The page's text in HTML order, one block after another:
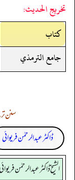
تخريج الحديث:
کتاب
جامع الترمذي
سنن ترمذی
ڈاکٹر عبدالرحمٰن فریوائی
الشیخ ڈاکٹر عبد الرحمٰن